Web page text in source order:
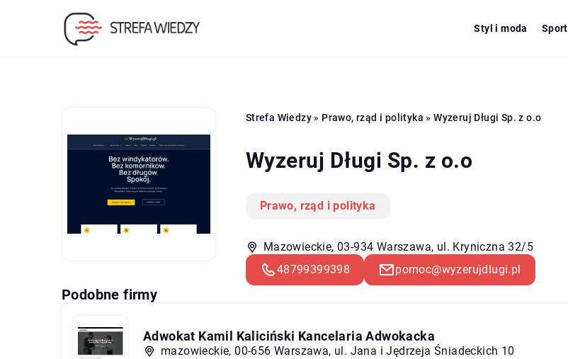
Styl i moda Sport
Strefa Wiedzy» Prawo, rząd i polityka »Wyzeruj Długi Sp. z o.o
Wyzeruj Długi Sp. z o.o
Prawo, rząd i polityka
Mazowieckie, 03-934 Warszawa, ul. Kryniczna 32/5
48799399398
pomoc@wyzerujdlugi.pl
Podobne firmy
Adwokat Kamil Kaliciński Kancelaria Adwokacka
mazowieckie, 00-656 Warszawa, ul. Jana i Jędrzeja Śniadeckich 10